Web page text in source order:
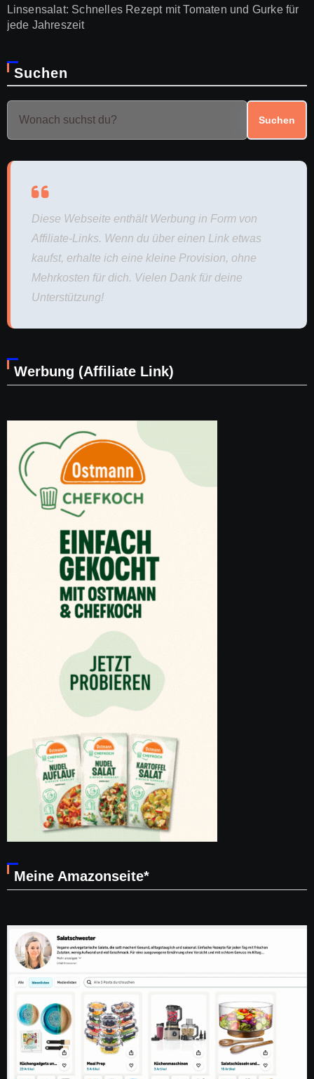
Linsensalat: Schnelles Rezept mit Tomaten und Gurke für
jede Jahreszeit
Suchen
Suchen
Diese Webseite enthält Werbung in Form von
Affiliate-Links. Wenn du über einen Link etwas
kaufst, erhalte ich eine kleine Provision, ohne
Mehrkosten für dich. Vielen Dank für deine
Unterstützung!
Werbung (Affiliate Link)
Meine Amazonseite*